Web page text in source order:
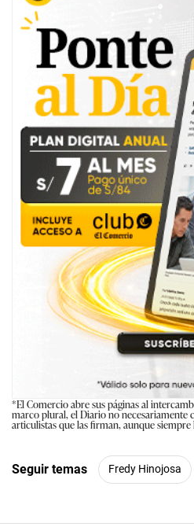
*El Comercio abre sus páginas al
marco plural, el Diario no necesariamente
articulistas que las firman, aunque siempre
Seguir temas Fredy Hinojosa